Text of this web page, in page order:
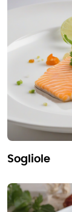
sogliole